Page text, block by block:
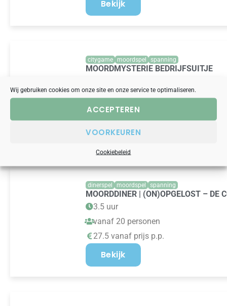
Wij gebruiken cookies om onze site en onze service te optimaliseren.
ACCEPTEREN
VOORKEUREN
Cookiebeleid
Bekijk
citygame moordspel spanning
MOORDMYSTERIE BEDRIJFSUITJE
vanaf 20 personen
26.50 vanaf prijs p.p.
Bekijk
dinerspel moordspel spanning
MOORDDINER | (ON)OPGELOST – DE
3.5 uur
vanaf 20 personen
27.5 vanaf prijs p.p.
Bekijk